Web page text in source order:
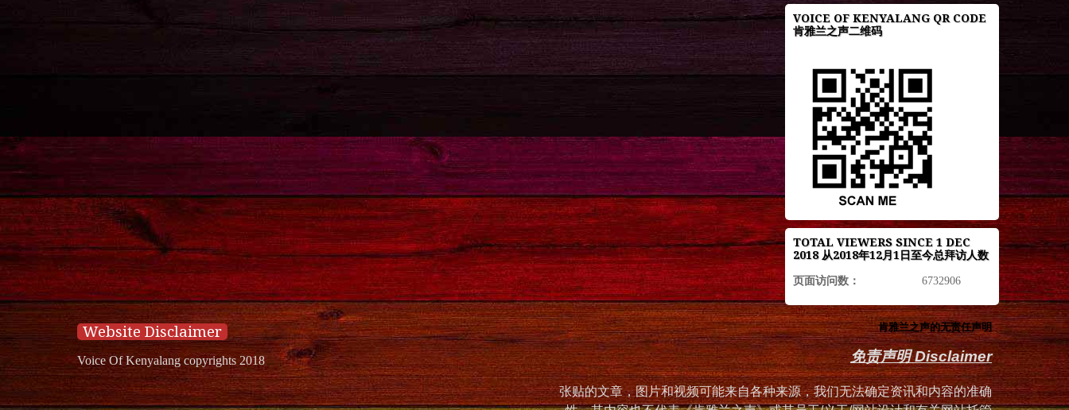
VOICE OF KENYALANG QR CODE
肯雅兰之声二维码
TOTAL VIEWERS SINCE 1 DEC
2018 从2018年12月1日至今总拜访人数
页面访问数： 6732906
Website Disclaimer
Voice Of Kenyalang copyrights 2018
肯雅兰之声的无责任声明
免责声明 Disclaimer
张贴的文章，图片和视频可能来自各种来源，我们无法确定资讯和内容的准确